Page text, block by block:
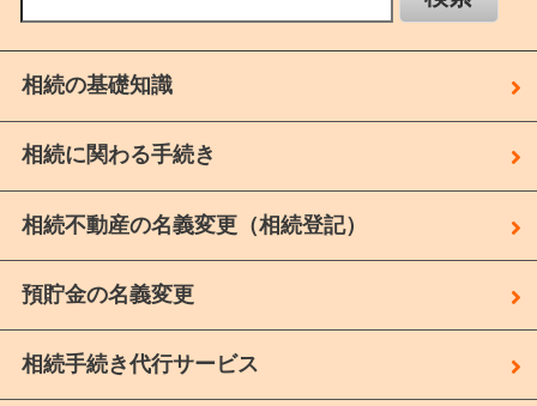
相続の基礎知識
相続に関わる手続き
相続不動産の名義変更（相続登記）
預貯金の名義変更
相続手続き代行サービス